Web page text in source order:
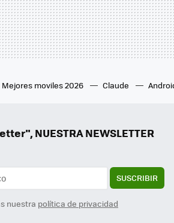
Mejores moviles 2026 Claude
NUESTRA NEWSLETTER
SUSCRIBIR
nuestra política de privacidad